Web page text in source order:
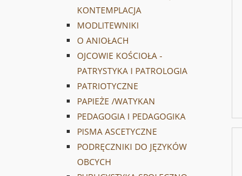
KONTEMPLACJA
MODLITEWNIKI
O ANIOŁACH
OJCOWIE KOŚCIOŁA -
PATRYSTYKA I PATROLOGIA
PATRIOTYCZNE
PAPIEŻE /WATYKAN
PEDAGOGIA I PEDAGOGIKA
PISMA ASCETYCZNE
PODRĘCZNIKI DO JĘZYKÓW
OBCYCH